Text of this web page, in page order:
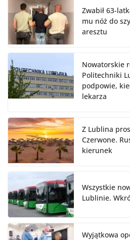
Zwabił 63-
mu nóż do
aresztu
Nowatorskie
Politechniki
podpowie,
lekarza
Z Lublina
Czerwone.
kierunek
Wszystkie
Lublinie.
Wyjątkowa